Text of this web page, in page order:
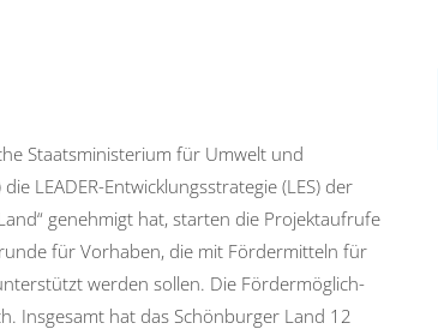
Staatsministerium für Umwelt und
LEADER-Entwicklungsstrategie (LES) der
genehmigt hat, starten die Projektaufrufe
für Vorhaben, die mit Fördermitteln für
werden sollen. Die Fördermöglich-
Insgesamt hat das Schönburger Land 12